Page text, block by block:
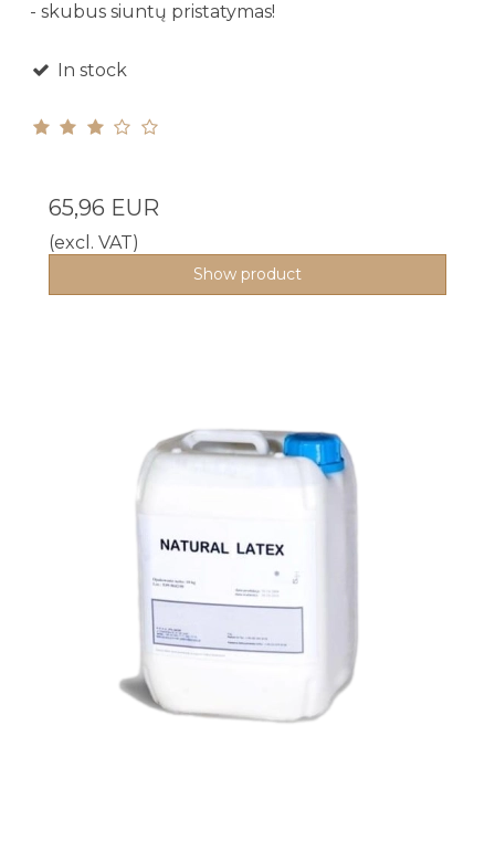
- skubus siuntų pristatymas!
In stock
65,96 EUR
(excl. VAT)
Show product